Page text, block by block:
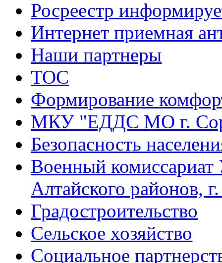
Росреестр
Интернет приемная
Наши партнеры
ТОС
Формирование
МКУ "ЕДДС МО г.
Безопасность
Военный комиссариат
Алтайского районов,
Градостроительство
Сельское хозяйство
Социальное